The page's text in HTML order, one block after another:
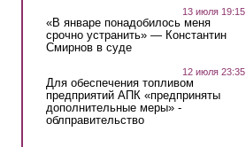
13 июля 19:15
«В январе понадобилось меня
срочно устранить» — Константин
Смирнов в суде
12 июля 23:35
Для обеспечения топливом
предприятий АПК «предприняты
дополнительные меры» -
облправительство